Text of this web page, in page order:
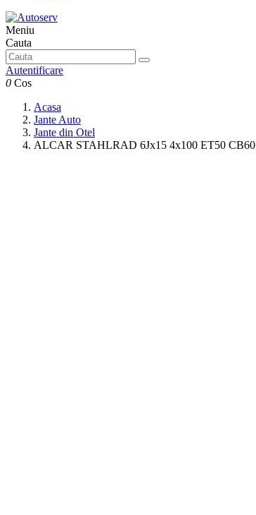
Meniu
Cauta
Autentificare
0 Cos
Acasa
Jante Auto
Jante din Otel
ALCAR STAHLRAD 6Jx15 4x100 ET50 CB60